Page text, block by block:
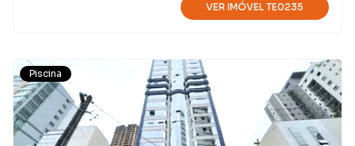
VER IMÓVEL TE0235
Piscina